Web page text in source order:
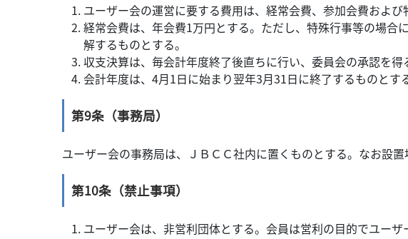
ユーザー会の運営に要する費用は、経常会費、参加会費および
経常会費は、年会費1万円とする。ただし、特殊行事等の場合
解するものとする。
収支決算は、毎会計年度終了後直ちに行い、委員会の承認を
会計年度は、4月1日に始まり翌年3月31日に終了するものとす
第9条（事務局）
ユーザー会の事務局は、ＪＢＣＣ社内に置くものとする。なお設
第10条（禁止事項）
ユーザー会は、非営利団体とする。会員は営利の目的でユーザ